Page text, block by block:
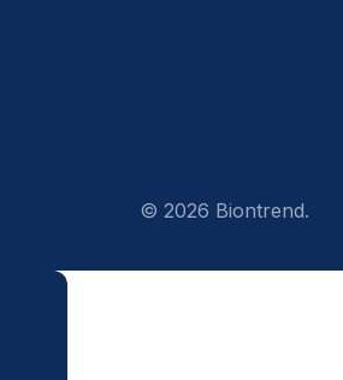
© 2026 Biontrend.